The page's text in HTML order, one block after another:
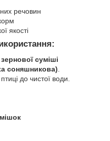
речовин
якості
зернової суміші
соняшникова)
до чистої води.